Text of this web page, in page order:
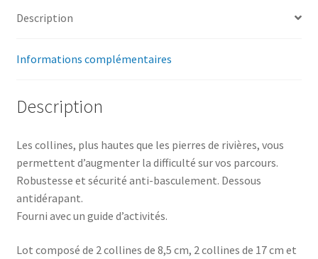
Description
Informations complémentaires
Description
Les collines, plus hautes que les pierres de rivières, vous
permettent d’augmenter la difficulté sur vos parcours.
Robustesse et sécurité anti-basculement. Dessous
antidérapant.
Fourni avec un guide d’activités.
Lot composé de 2 collines de 8,5 cm, 2 collines de 17 cm et